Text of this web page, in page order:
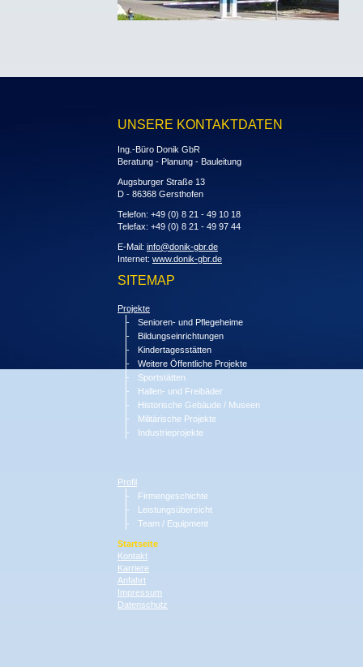
UNSERE KONTAKTDATEN
Ing.-Büro Donik GbR
Beratung - Planung - Bauleitung
Augsburger Straße 13
D - 86368 Gersthofen
Telefon: +49 (0) 8 21 - 49 10 18
Telefax: +49 (0) 8 21 - 49 97 44
E-Mail: info@donik-gbr.de
Internet: www.donik-gbr.de
SITEMAP
Projekte
Senioren- und Pflegeheime
Bildungseinrichtungen
Kindertagesstätten
Weitere Öffentliche Projekte
Sportstätten
Hallen- und Freibäder
Historische Gebäude / Museen
Militärische Projekte
Industrieprojekte
Profil
Firmengeschichte
Leistungsübersicht
Team / Equipment
Startseite
Kontakt
Karriere
Anfahrt
Impressum
Datenschutz